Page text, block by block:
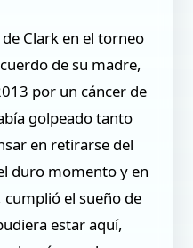
Clark en el torneo
de su madre,
por un cáncer de
golpeado tanto
en retirarse del
duro momento y en
cumplió el sueño de
estar aquí,